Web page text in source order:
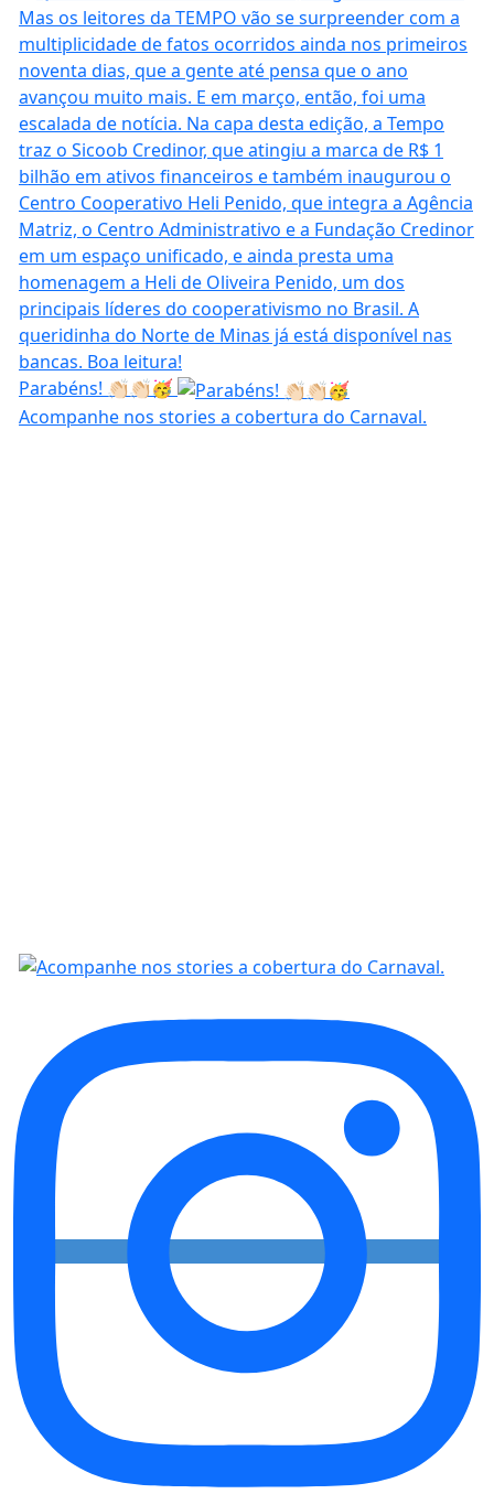
Parabéns! 👏🏻👏🏻🥳
Acompanhe nos stories a cobertura do Carnaval.